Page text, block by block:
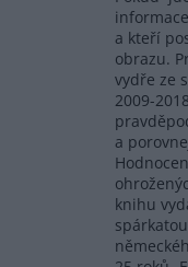
a kteří
obrazu.
vydře ze
2009-
a
knihu